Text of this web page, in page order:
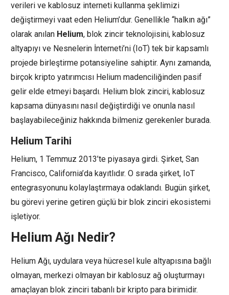
verileri ve kablosuz interneti kullanma şeklimizi
değiştirmeyi vaat eden Helium’dur. Genellikle “halkın ağı”
olarak anılan Helium, blok zincir teknolojisini, kablosuz
altyapıyı ve Nesnelerin İnterneti’ni (IoT) tek bir kapsamlı
projede birleştirme potansiyeline sahiptir. Aynı zamanda,
birçok kripto yatırımcısı Helium madenciliğinden pasif
gelir elde etmeyi başardı. Helium blok zinciri, kablosuz
kapsama dünyasını nasıl değiştirdiği ve onunla nasıl
başlayabileceğiniz hakkında bilmeniz gerekenler burada.
Helium Tarihi
Helium, 1 Temmuz 2013’te piyasaya girdi. Şirket, San
Francisco, California’da kayıtlıdır. O sırada şirket, IoT
entegrasyonunu kolaylaştırmaya odaklandı. Bugün şirket,
bu görevi yerine getiren güçlü bir blok zinciri ekosistemi
işletiyor.
Helium Ağı Nedir?
Helium Ağı, uydulara veya hücresel kule altyapısına bağlı
olmayan, merkezi olmayan bir kablosuz ağ oluşturmayı
amaçlayan blok zinciri tabanlı bir kripto para birimidir.